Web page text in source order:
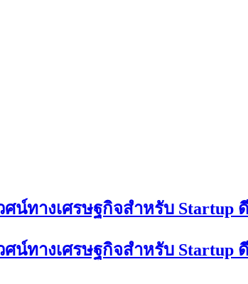
ศน์ทางเศรษฐกิจสำหรับ Startup
ศน์ทางเศรษฐกิจสำหรับ Startup